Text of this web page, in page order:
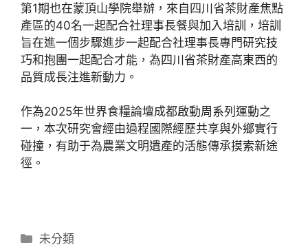
第1期也在蒙頂山學院舉辦，來自四川省茶財產焦點
產區的40名一起配合社理事長餐與加入培訓，培訓
旨在進一個步驟進步一起配合社理事長專門研究技
巧和抱團一起配合才能，為四川省茶財產高東西的
品質成長注進新動力。
作為2025年世界食糧論壇成都啟動周系列運動之
一，本次研究會經由過程國際經歷共享與外鄉實行
碰撞，有助于為農業文明遺產的活態傳承摸索新途
徑。
分
未分類